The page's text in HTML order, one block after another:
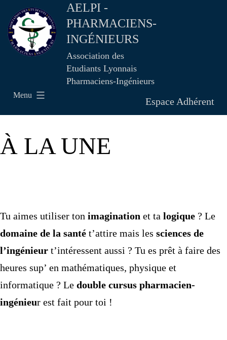
AELPI -
PHARMACIENS-
INGÉNIEURS
Association des
Etudiants Lyonnais
Pharmaciens-Ingénieurs
Menu
Espace Adhérent
À LA UNE
Tu aimes utiliser ton imagination et ta logique ? Le
domaine de la santé t’attire mais les sciences de
l’ingénieur t’intéressent aussi ? Tu es prêt à faire des
heures sup’ en mathématiques, physique et
informatique ? Le double cursus pharmacien-
ingénieur est fait pour toi !